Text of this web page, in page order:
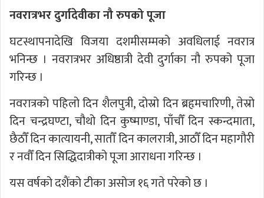
नवरात्रभर दुर्गादेवीका नौ रुपको पूजा
घटस्थापनादेखि विजया दशमीसम्मको अवधिलाई नवरात्र
भनिन्छ । नवरात्रभर अधिष्ठात्री देवी दुर्गाका नौ रुपको पूजा
गरिन्छ ।
नवरात्रको पहिलो दिन शैलपुत्री, दोस्रो दिन ब्रहृमचारिणी, तेस्रो
दिन चन्द्रघण्टा, चौथो दिन कुष्माण्डा, पाँचौँ दिन स्कन्दमाता,
छैठौँ दिन कात्यायनी, सातौँ दिन कालरात्री, आठौँ दिन महागौरी
र नवौँ दिन सिद्धिदात्रीको पूजा आराधना गरिन्छ ।
यस वर्षको दशैंको टीका असोज १६ गते परेको छ ।